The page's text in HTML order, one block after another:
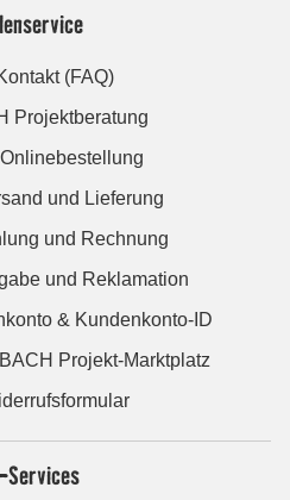
(FAQ)
Projektberatung
und Lieferung
und Rechnung
und Reklamation
& Kundenkonto-ID
Projekt-Marktplatz
Services